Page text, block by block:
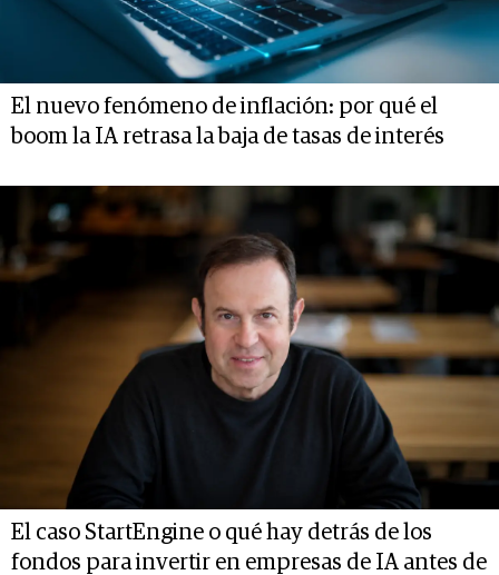
El nuevo fenómeno de inflación: por qué el
boom la IA retrasa la baja de tasas de interés
El caso StartEngine o qué hay detrás de los
fondos para invertir en empresas de IA antes de